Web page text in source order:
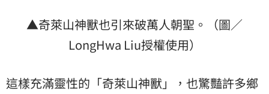
▲奇萊山神獸也引來破萬人朝聖。（圖／
LongHwa Liu授權使用）
這樣充滿靈性的「奇萊山神獸」，也驚豔許多鄉